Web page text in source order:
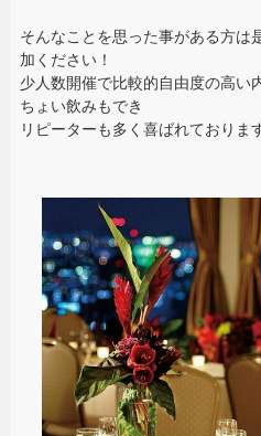
そんなことを思った事がある方は
加ください！
少人数開催で比較的自由度の高い
ちょい飲みもでき
リピーターも多く喜ばれており